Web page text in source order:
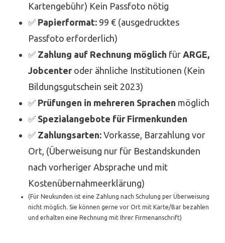
Kartengebühr) Kein Passfoto nötig
✅ Papierformat: 99 € (ausgedrucktes
Passfoto erforderlich)
✅ Zahlung auf Rechnung möglich fürARGE,
Jobcenter oder ähnliche Institutionen (Kein
Bildungsgutschein seit 2023)
✅ Prüfungen in mehreren Sprachen möglich
✅ Spezialangebote für Firmenkunden
✅ Zahlungsarten: Vorkasse, Barzahlung vor
Ort, (Überweisung nur für Bestandskunden
nach vorheriger Absprache und mit
Kostenübernahmeerklärung)
(Für Neukunden ist eine Zahlung nach Schulung per Überweisung
nicht möglich. Sie können gerne vor Ort mit Karte/Bar bezahlen
und erhalten eine Rechnung mit Ihrer Firmenanschrift)